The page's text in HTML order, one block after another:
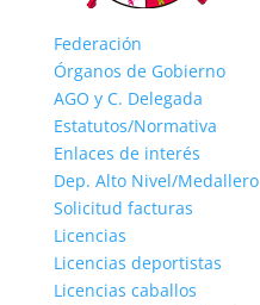
Federación
Órganos de Gobierno
AGO y C. Delegada
Estatutos/Normativa
Enlaces de interés
Dep. Alto Nivel/Medallero
Solicitud facturas
Licencias
Licencias deportistas
Licencias caballos